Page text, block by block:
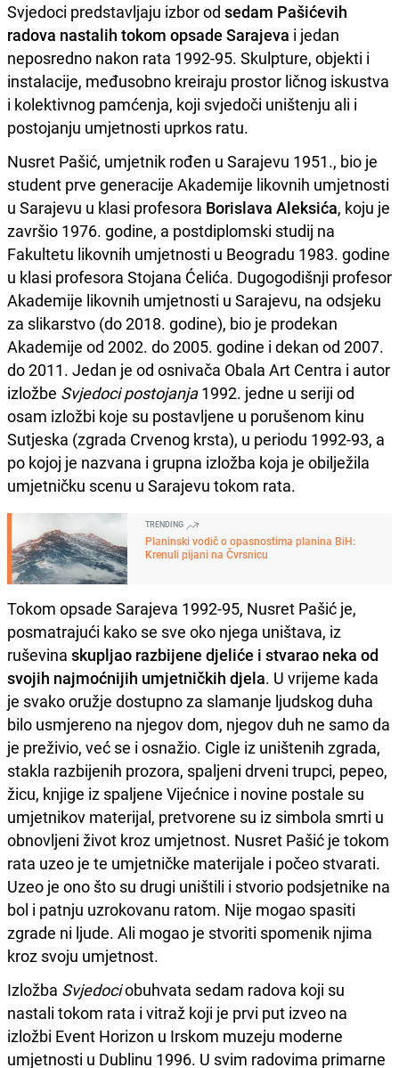
Svjedoci predstavljaju izbor od sedam Pašićevih
radova nastalih tokom opsade Sarajeva i jedan
neposredno nakon rata 1992-95. Skulpture, objekti i
instalacije, međusobno kreiraju prostor ličnog iskustva
i kolektivnog pamćenja, koji svjedoči uništenju ali i
postojanju umjetnosti uprkos ratu.
Nusret Pašić, umjetnik rođen u Sarajevu 1951., bio je
student prve generacije Akademije likovnih umjetnosti
u Sarajevu u klasi profesora Borislava Aleksića, koju je
završio 1976. godine, a postdiplomski studij na
Fakultetu likovnih umjetnosti u Beogradu 1983. godine
u klasi profesora Stojana Ćelića. Dugogodišnji profesor
Akademije likovnih umjetnosti u Sarajevu, na odsjeku
za slikarstvo (do 2018. godine), bio je prodekan
Akademije od 2002. do 2005. godine i dekan od 2007.
do 2011. Jedan je od osnivača Obala Art Centra i autor
izložbe Svjedoci postojanja1992. jedne u seriji od
osam izložbi koje su postavljene u porušenom kinu
Sutjeska (zgrada Crvenog krsta), u periodu 1992-93, a
po kojoj je nazvana i grupna izložba koja je obilježila
umjetničku scenu u Sarajevu tokom rata.
TRENDING
Planinski vodič o opasnostima planina BiH:
Krenuli pijani na Čvrsnicu
Tokom opsade Sarajeva 1992-95, Nusret Pašić je,
posmatrajući kako se sve oko njega uništava, iz
ruševina skupljao razbijene djeliće i stvarao neka od
svojih najmoćnijih umjetničkih djela. U vrijeme kada
je svako oružje dostupno za slamanje ljudskog duha
bilo usmjereno na njegov dom, njegov duh ne samo da
je preživio, već se i osnažio. Cigle iz uništenih zgrada,
stakla razbijenih prozora, spaljeni drveni trupci, pepeo,
žicu, knjige iz spaljene Vijećnice i novine postale su
umjetnikov materijal, pretvorene su iz simbola smrti u
obnovljeni život kroz umjetnost. Nusret Pašić je tokom
rata uzeo je te umjetničke materijale i počeo stvarati.
Uzeo je ono što su drugi uništili i stvorio podsjetnike na
bol i patnju uzrokovanu ratom. Nije mogao spasiti
zgrade ni ljude. Ali mogao je stvoriti spomenik njima
kroz svoju umjetnost.
Izložba Svjedociobuhvata sedam radova koji su
nastali tokom rata i vitraž koji je prvi put izveo na
izložbi Event Horizon u Irskom muzeju moderne
umjetnosti u Dublinu 1996. U svim radovima primarne